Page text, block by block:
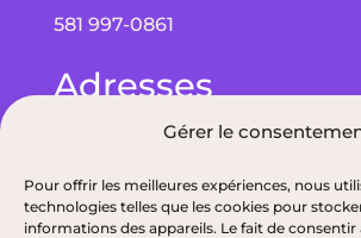
Gérer le
Pour offrir les meilleures expériences, nous
technologies telles que les cookies pour
informations des appareils. Le fait de
581 997-0861
Adresses
Bureau à Québec : 5075
bureau 215, G2E 5G3
Bureau à Alma : 193 Bd de